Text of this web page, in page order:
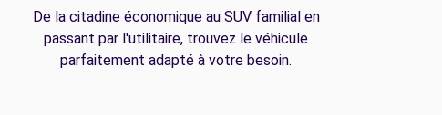
De la citadine économique au SUV familial en
passant par l'utilitaire, trouvez le véhicule
parfaitement adapté à votre besoin.